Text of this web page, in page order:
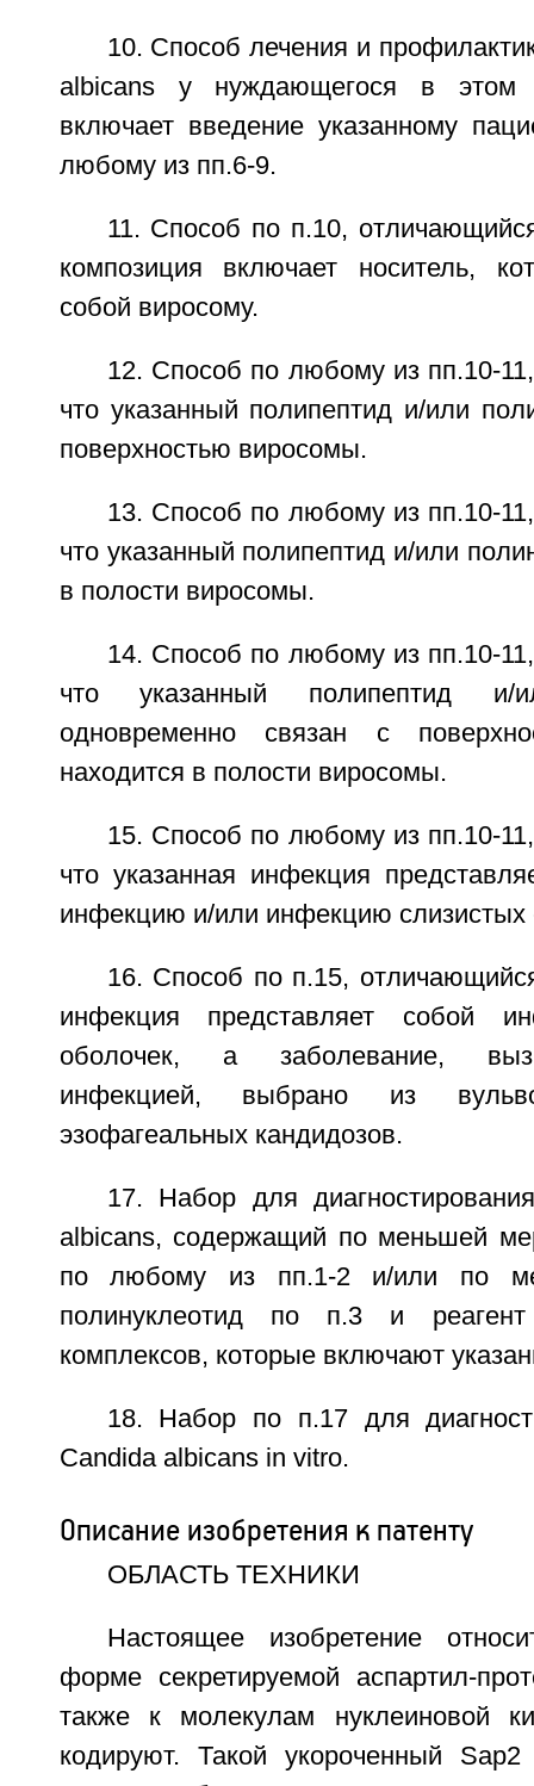
10. Способ лечения и
albicans у нуждающегося в этом
включает введение указанному
любому из пп.6-9.
11. Способ по п.10,
композиция включает носитель,
собой виросому.
12. Способ по любому из пп.10-
что указанный полипептид и/или
поверхностью виросомы.
13. Способ по любому из пп.10-
что указанный полипептид и/или
в полости виросомы.
14. Способ по любому из пп.10-
что указанный полипептид и/
одновременно связан с
находится в полости виросомы.
15. Способ по любому из пп.10-
что указанная инфекция
инфекцию и/или инфекцию слизистых
16. Способ по п.15,
инфекция представляет собой
оболочек, а заболевание,
инфекцией, выбрано из
эзофагеальных кандидозов.
17. Набор для
albicans, содержащий по меньшей
по любому из пп.1-2 и/или по
полинуклеотид по п.3 и
комплексов, которые включают
18. Набор по п.17 для
Candida albicans in vitro.
Описание изобретения к патенту
ОБЛАСТЬ ТЕХНИКИ
Настоящее изобретение
форме секретируемой аспартил-
также к молекулам нуклеиновой
кодируют. Такой укороченный